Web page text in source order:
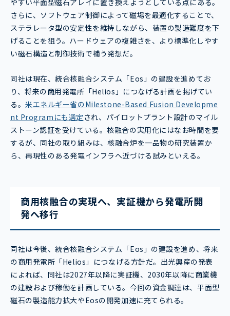
さらに、ソフトウェア制御によって磁場を最適化することで、
ステラレータ型の安定性を維持しながら、装置の製造難度を下
げることを狙う。ハードウェアの複雑さを、より標準化しやす
い磁石構造と制御技術で補う発想だ。
同社は現在、統合核融合システム「Eos」の建設を進めてお
り、将来の商用発電所「Helios」につなげる計画を掲げてい
る。米エネルギー省のMilestone-Based Fusion Developme
nt Programにも選定 され、パイロットプラント設計のマイル
ストーン認証を受けている。核融合の実用化にはなお時間を要
するが、同社の取り組みは、核融合炉を一品物の研究装置か
ら、再現性のある発電インフラへ近づける試みといえる。
商用核融合の実現へ、実証機から発電所開
発へ移行
同社は今後、統合核融合システム「Eos」の建設を進め、将来
の商用発電所「Helios」につなげる方針だ。出光興産の発表
によれば、同社は2027年以降に実証機、2030年以降に商業機
の建設および稼働を計画している。今回の資金調達は、平面型
磁石の製造能力拡大やEosの開発加速に充てられる。